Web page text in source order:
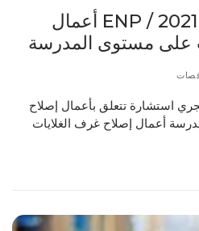
الاستشارة رقم 12 / ENP / 2021 أعمال
على مستوى المدرسة
استشارة تتعلق بأعمال إصلاح
أعمال إصلاح غرف الغلايات